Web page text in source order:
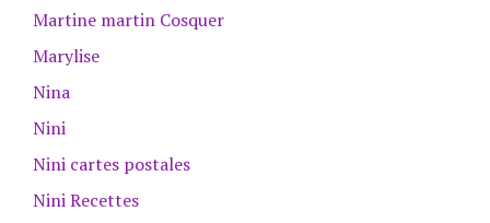
Martine martin Cosquer
Marylise
Nina
Nini
Nini cartes postales
Nini Recettes